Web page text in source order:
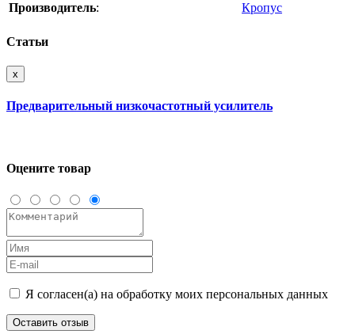
Производитель: Кропус
Статьи
x
Предварительный низкочастотный усилитель
Оцените товар
Я согласен(а) на обработку моих персональных данных
Оставить отзыв